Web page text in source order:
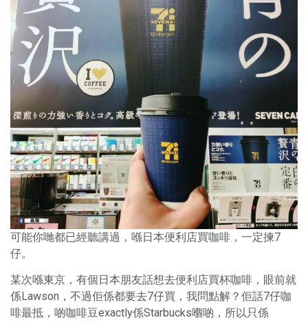
可能你哋都已經聽講過，喺日本便利店買咖啡，一定揀7
仔。
某次喺東京，有個日本朋友話想去便利店買杯咖啡，眼前就
係Lawson，不過佢係都要去7仔買，我問點解？佢話7仔咖
啡最抵，啲咖啡豆exactly係Starbucks嗰啲，所以只係